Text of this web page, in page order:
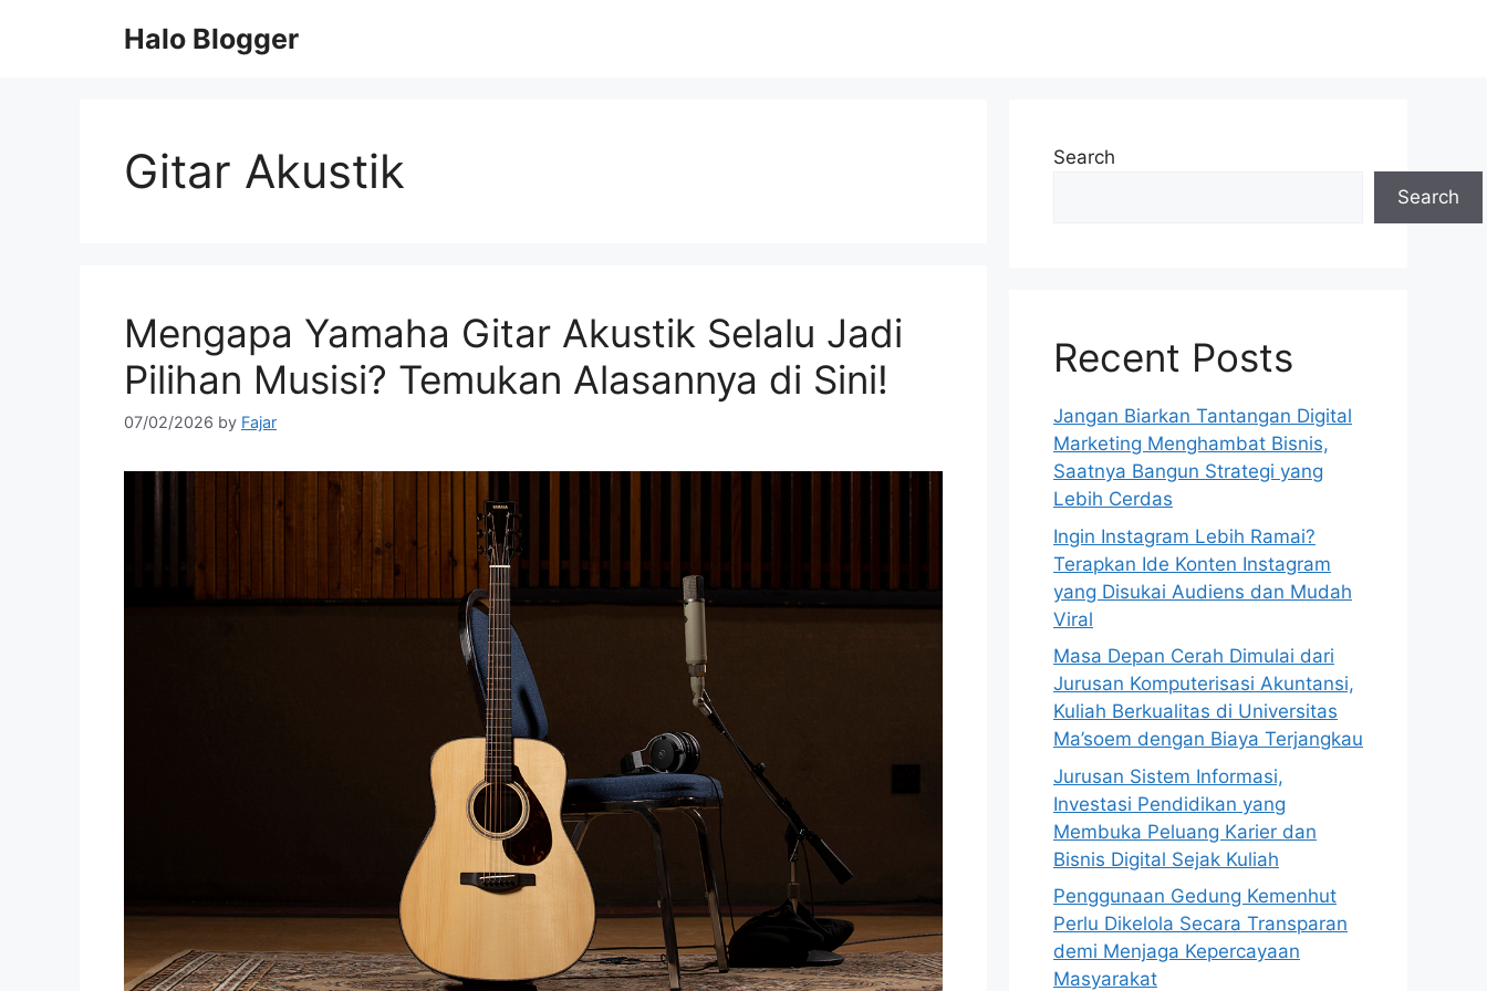
Halo Blogger
Gitar Akustik
Mengapa Yamaha Gitar Akustik Selalu Jadi
Pilihan Musisi? Temukan Alasannya di Sini!
07/02/2026 by Fajar
Search
Search
Recent Posts
Jangan Biarkan Tantangan Digital
Marketing Menghambat Bisnis,
Saatnya Bangun Strategi yang
Lebih Cerdas
Ingin Instagram Lebih Ramai?
Terapkan Ide Konten Instagram
yang Disukai Audiens dan Mudah
Viral
Masa Depan Cerah Dimulai dari
Jurusan Komputerisasi Akuntansi,
Kuliah Berkualitas di Universitas
Ma’soem dengan Biaya Terjangkau
Jurusan Sistem Informasi,
Investasi Pendidikan yang
Membuka Peluang Karier dan
Bisnis Digital Sejak Kuliah
Penggunaan Gedung Kemenhut
Perlu Dikelola Secara Transparan
demi Menjaga Kepercayaan
Masyarakat